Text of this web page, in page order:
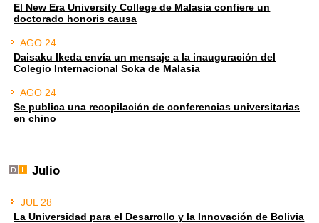
El New Era University College de Malasia confiere un
doctorado honoris causa
AGO 24
Daisaku Ikeda envía un mensaje a la inauguración del
Colegio Internacional Soka de Malasia
AGO 24
Se publica una recopilación de conferencias universitarias
en chino
Julio
JUL 28
La Universidad para el Desarrollo y la Innovación de Bolivia